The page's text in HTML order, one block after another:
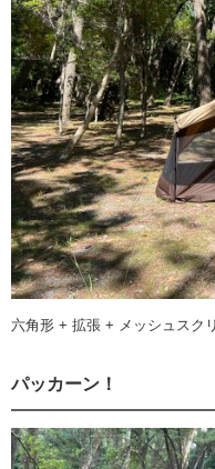
六角形 + 拡張 + メッシュスク
パッカーン！